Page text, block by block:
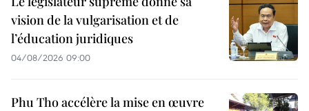
vision de la vulgarisation et de
l’éducation juridiques
04/08/2026 09:00
Phu Tho accélère la mise en œuvre